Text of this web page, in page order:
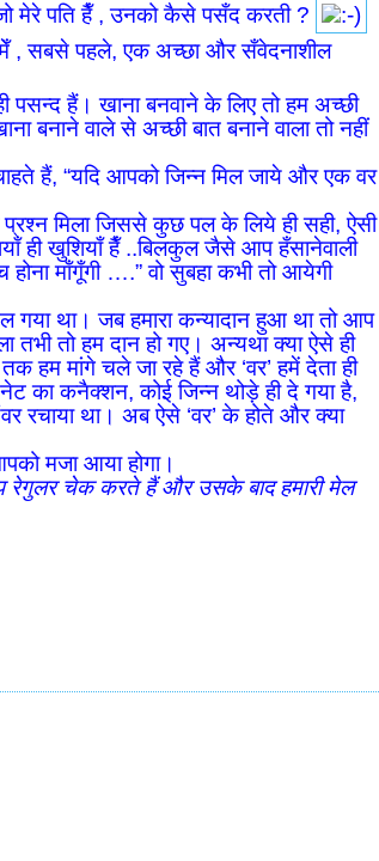
मेरे पति हैँ , उनको कैसे पसँद करती ?
, सबसे पहले, एक अच्छा और सँवेदनाशील
पसन्द हैं। खाना बनवाने के लिए तो हम अच्छी
बनाने वाले से अच्छी बात बनाने वाला तो नहीं
हैं, “यदि आपको जिन्न मिल जाये और एक वर
मिला जिससे कुछ पल के लिये ही सही, ऐसी
ही खुशियाँ हैँ ..बिलकुल जैसे आप हँसानेवाली
माँगूँगी ….” वो सुबहा कभी तो आयेगी
गया था। जब हमारा कन्यादान हुआ था तो आप
तभी तो हम दान हो गए। अन्यथा क्या ऐसे ही
हम मांगे चले जा रहे हैं और ‘वर’ हमें देता ही
का कनैक्शन, कोई जिन्न थोड़े ही दे गया है,
रचाया था। अब ऐसे ‘वर’ के होते और क्या
मजा आया होगा।
रेगुलर चेक करते हैं और उसके बाद हमारी मेल